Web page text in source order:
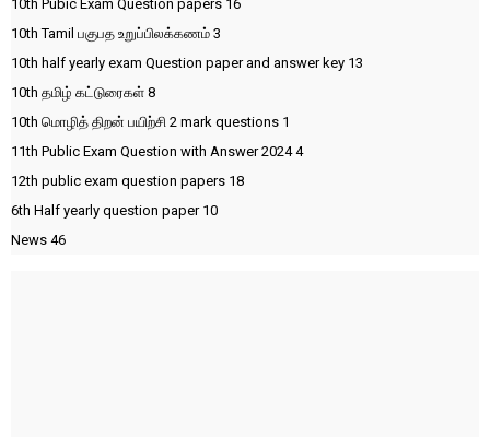
10th Pubic Exam Question papers 16
10th Tamil பகுபத உறுப்பிலக்கணம் 3
10th half yearly exam Question paper and answer key 13
10th தமிழ் கட்டுரைகள் 8
10th மொழித் திறன் பயிற்சி 2 mark questions 1
11th Public Exam Question with Answer 20244
12th public exam question papers 18
6th Half yearly question paper 10
News 46